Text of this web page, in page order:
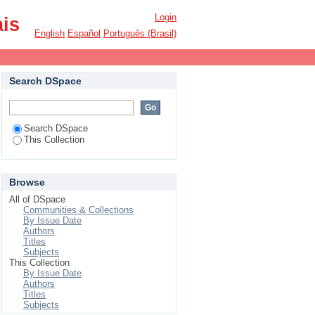
Login
English Español Português (Brasil)
Search DSpace
Search DSpace
This Collection
Browse
All of DSpace
Communities & Collections
By Issue Date
Authors
Titles
Subjects
This Collection
By Issue Date
Authors
Titles
Subjects